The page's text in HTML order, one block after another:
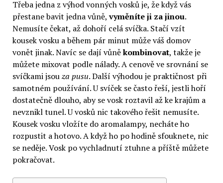
Třeba jedna z výhod vonných vosků je, že když vás
přestane bavit jedna vůně,vyměníte ji za jinou.
Nemusíte čekat, až dohoří celá svíčka. Stačí vzít
kousek vosku a během pár minut může váš domov
vonět jinak. Navíc se dají vůněkombinovat, takže je
můžete mixovat podle nálady. A cenově ve srovnání se
svíčkami jsouza pusu. Další výhodou je praktičnost při
samotném používání. U svíček se často řeší, jestli hoří
dostatečně dlouho, aby se vosk roztavil až ke krajům a
nevznikl tunel. U vosků nic takového řešit nemusíte.
Kousek vosku vložíte do aromalampy, necháte ho
rozpustit a hotovo. A když ho po hodině sfouknete, nic
se neděje. Vosk po vychladnutí ztuhne a příště můžete
pokračovat.